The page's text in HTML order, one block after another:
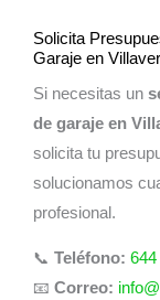
Solicita
Garaje en
Si necesitas un
de garaje en
solicita tu
solucionamos
profesional.
📞 Teléfono: 644
📧 Correo: